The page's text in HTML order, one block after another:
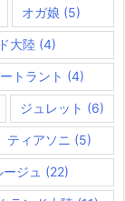
オガ娘 (5)
大陸 (4)
トラント (4)
ジュレット (6)
ティアソニ (5)
ジュ (22)